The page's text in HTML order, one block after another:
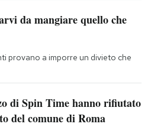
da mangiare quello che
provano a imporre un divieto che
di Spin Time hanno rifiutato
del comune di Roma